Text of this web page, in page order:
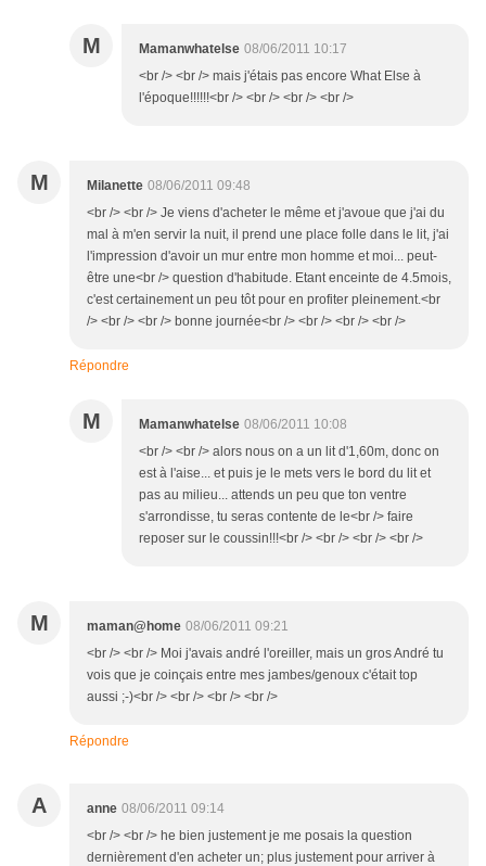
M Mamanwhatelse 08/06/2011 10:17
<br /> <br /> mais j'étais pas encore What Else à
l'époque!!!!!!<br /> <br /> <br /> <br />
M Milanette 08/06/2011 09:48
<br /> <br /> Je viens d'acheter le même et j'avoue que j'ai du
mal à m'en servir la nuit, il prend une place folle dans le lit, j'ai
l'impression d'avoir un mur entre mon homme et moi... peut-
être une<br /> question d'habitude. Etant enceinte de 4.5mois,
c'est certainement un peu tôt pour en profiter pleinement.<br
/> <br /> <br /> bonne journée<br /> <br /> <br /> <br />
Répondre
M Mamanwhatelse 08/06/2011 10:08
<br /> <br /> alors nous on a un lit d'1,60m, donc on
est à l'aise... et puis je le mets vers le bord du lit et
pas au milieu... attends un peu que ton ventre
s'arrondisse, tu seras contente de le<br /> faire
reposer sur le coussin!!!<br /> <br /> <br /> <br />
M maman@home 08/06/2011 09:21
<br /> <br /> Moi j'avais andré l'oreiller, mais un gros André tu
vois que je coinçais entre mes jambes/genoux c'était top
aussi ;-)<br /> <br /> <br /> <br />
Répondre
A anne 08/06/2011 09:14
<br /> <br /> he bien justement je me posais la question
dernièrement d'en acheter un; plus justement pour arriver à